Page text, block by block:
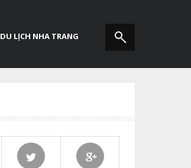
DU LỊCH NHA TRANG